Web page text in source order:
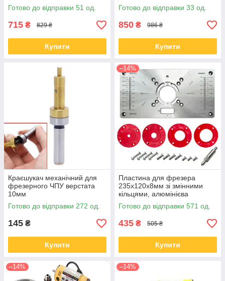
Готово до відправки 51 од.
715 ₴ 829 ₴
Купити
Готово до відправки 33 од.
850 ₴ 986 ₴
Купити
Краєшукач механічний для
фрезерного ЧПУ верстата
10мм
Готово до відправки 272 од.
145 ₴
Купити
–14%
Пластина для фрезера
235х120х8мм зі змінними
кільцями, алюмінієва
Готово до відправки 571 од.
435 ₴ 505 ₴
Купити
–14% –14%